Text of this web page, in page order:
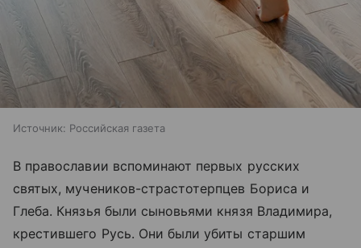
Источник: Российская газета
В православии вспоминают первых русских
святых, мучеников-страстотерпцев Бориса и
Глеба. Князья были сыновьями князя Владимира,
крестившего Русь. Они были убиты старшим